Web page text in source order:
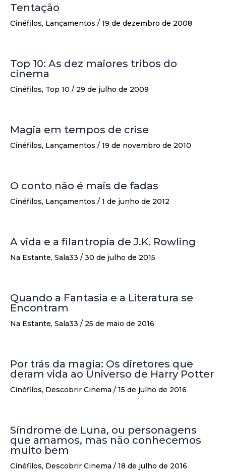
Tentação
Cinéfilos, Lançamentos / 19 de dezembro de 2008
Top 10: As dez maiores tribos do
cinema
Cinéfilos, Top 10 / 29 de julho de 2009
Magia em tempos de crise
Cinéfilos, Lançamentos / 19 de novembro de 2010
O conto não é mais de fadas
Cinéfilos, Lançamentos / 1 de junho de 2012
A vida e a filantropia de J.K. Rowling
Na Estante, Sala33 / 30 de julho de 2015
Quando a Fantasia e a Literatura se
Encontram
Na Estante, Sala33 / 25 de maio de 2016
Por trás da magia: Os diretores que
deram vida ao Universo de Harry Potter
Cinéfilos, Descobrir Cinema / 15 de julho de 2016
Síndrome de Luna, ou personagens
que amamos, mas não conhecemos
muito bem
Cinéfilos, Descobrir Cinema / 18 de julho de 2016